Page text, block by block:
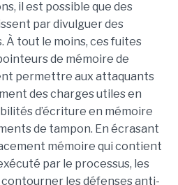
il est possible que des
par divulguer des
À tout le moins, ces fuites
de mémoire de
permettre aux attaquants
des charges utiles en
d’écriture en mémoire
de tampon. En écrasant
mémoire qui contient
par le processus, les
les défenses anti-